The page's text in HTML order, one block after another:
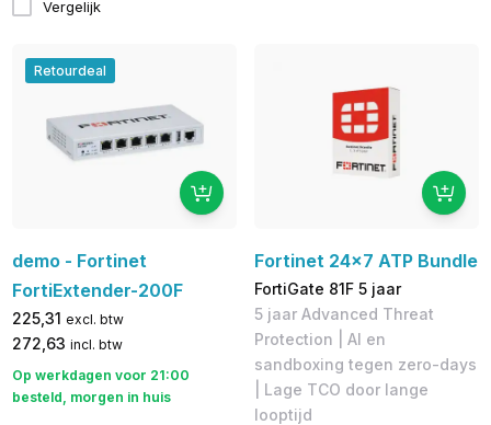
Vergelijk
Retourdeal
demo - Fortinet
FortiExtender-200F
225,31 excl. btw
272,63 incl. btw
Op werkdagen voor 21:00
besteld, morgen in huis
Fortinet 24x7 ATP Bundle
FortiGate 81F 5 jaar
5 jaar Advanced Threat
Protection | AI en
sandboxing tegen zero-days
| Lage TCO door lange
looptijd